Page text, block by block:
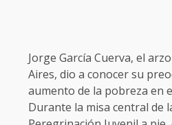
Jorge García Cuerva, el
Aires, dio a conocer su
aumento de la pobreza en
Durante la misa central de